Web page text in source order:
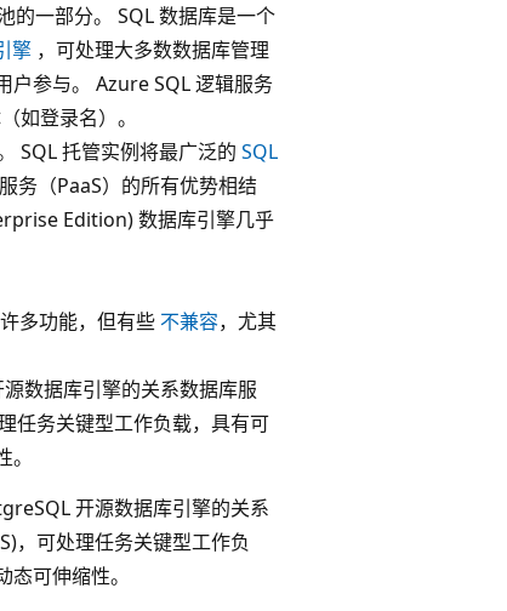
的一部分。 SQL 数据库是一个
擎 ，可处理大多数数据库管理
户参与。 Azure SQL 逻辑服务
如登录名）。
SQL 托管实例将最广泛的 SQL
务（PaaS）的所有优势相结
Edition) 数据库引擎几乎
多功能，但有些 不兼容，尤其
数据库引擎的关系数据库服
任务关键型工作负载，具有可
开源数据库引擎的关系
，可处理任务关键型工作负
可伸缩性。